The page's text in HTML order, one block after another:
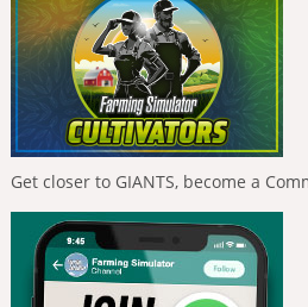
Get closer to GIANTS, become a